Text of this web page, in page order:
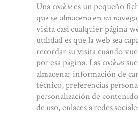
Una cookiees un pequeño
que se almacena en su
visita casi cualquier página
utilidad es que la web sea
recordar su visita cuando
por esa página. Las cookies
almacenar información de
técnico, preferencias
personalización de
de uso, enlaces a redes